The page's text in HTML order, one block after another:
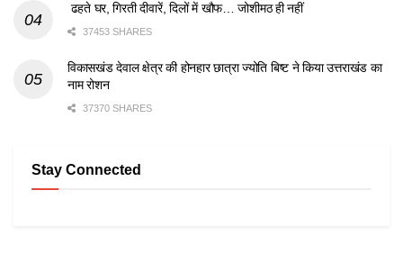
ढहते घर, गिरती दीवारें, दिलों में खौफ… जोशीमठ ही नहीं
37453 SHARES
विकासखंड देवाल क्षेत्र की होनहार छात्रा ज्योति बिष्ट ने किया उत्तराखंड का
नाम रोशन
37370 SHARES
Stay Connected